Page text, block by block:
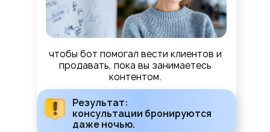
чтобы бот помогал вести клиентов и
продавать, пока вы занимаетесь
контентом.
Результат:
консультации бронируются
даже ночью.